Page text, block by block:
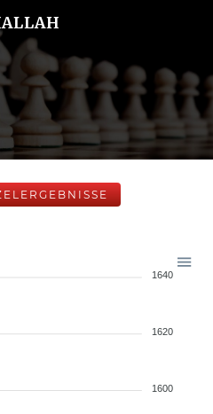
1640
1620
1600